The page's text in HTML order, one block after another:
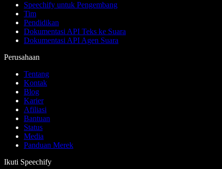
Speechify untuk Pengembang
Tim
Pendidikan
Dokumentasi API Teks ke Suara
Dokumentasi API Agen Suara
Perusahaan
Tentang
Kontak
Blog
Karier
Afiliasi
Bantuan
Status
Media
Panduan Merek
Ikuti Speechify